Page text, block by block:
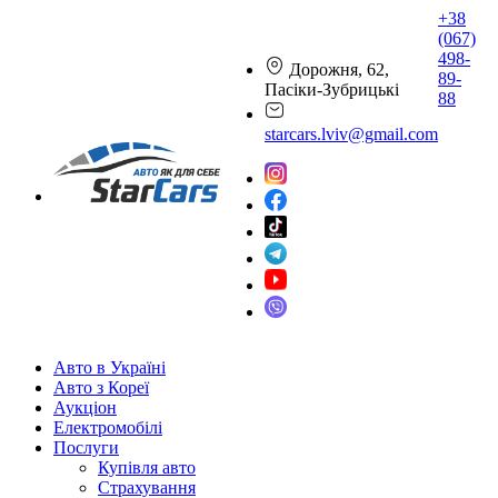
Дорожня, 62,
Пасіки-Зубрицькі
starcars.lviv@gmail.com
+38
(067)
498-
89-
88
Авто в Україні
Авто з Кореї
Аукціон
Електромобілі
Послуги
Купівля авто
Страхування